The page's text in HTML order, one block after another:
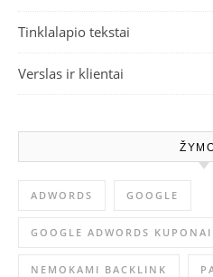
Tinklalapio tekstai
Verslas ir klientai
ADWORDS GOOGLE
GOOGLE ADWORDS KUPONAI
NEMOKAMI BACKLINK